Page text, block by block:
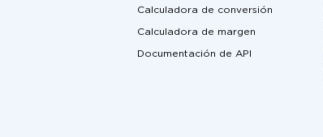
Calculadora de conversión
Calculadora de margen
Documentación de API